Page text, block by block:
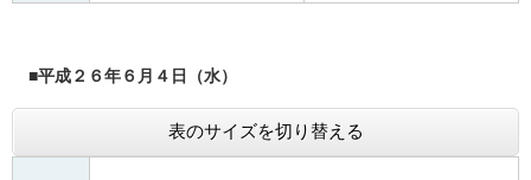
■平成２６年６月４日（水）
表のサイズを切り替える